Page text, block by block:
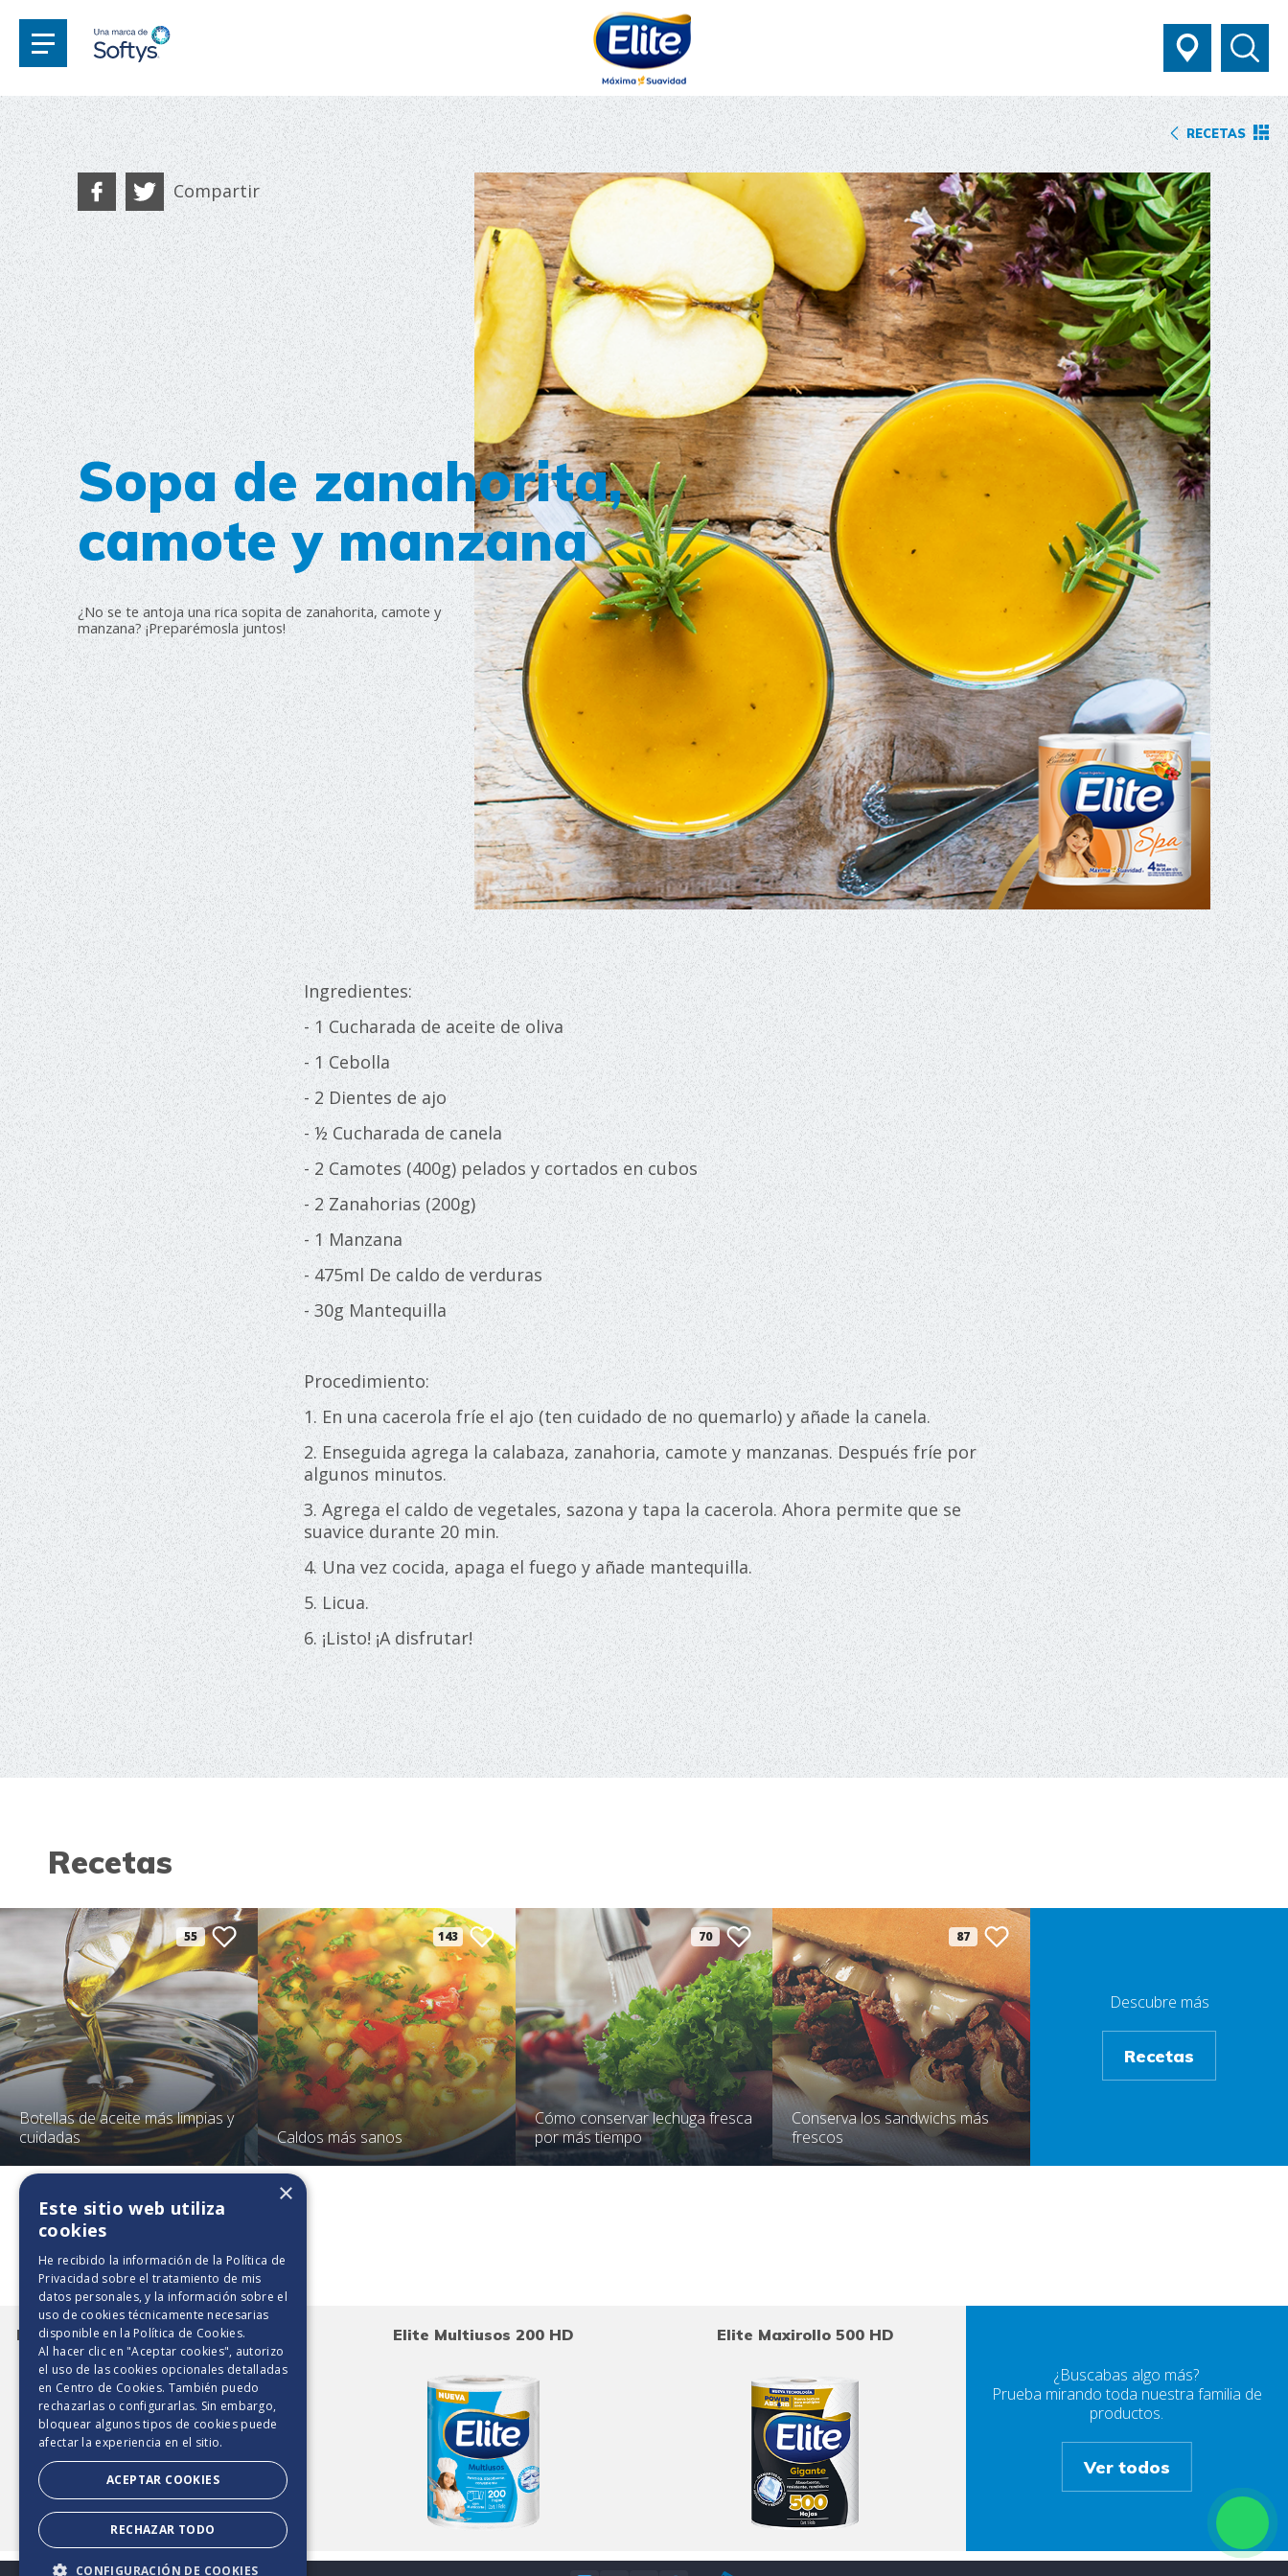
RECETAS
Sopa de zanahorita,
camote y manzana
¿No se te antoja una rica sopita de zanahorita, camote y
manzana? ¡Preparémosla juntos!
Compartir
Ingredientes:
- 1 Cucharada de aceite de oliva
- 1 Cebolla
- 2 Dientes de ajo
- ½ Cucharada de canela
- 2 Camotes (400g) pelados y cortados en cubos
- 2 Zanahorias (200g)
- 1 Manzana
- 475ml De caldo de verduras
- 30g Mantequilla
Procedimiento:
1. En una cacerola fríe el ajo (ten cuidado de no quemarlo) y añade la canela.
2. Enseguida agrega la calabaza, zanahoria, camote y manzanas. Después fríe por
algunos minutos.
3. Agrega el caldo de vegetales, sazona y tapa la cacerola. Ahora permite que se
suavice durante 20 min.
4. Una vez cocida, apaga el fuego y añade mantequilla.
5. Licua.
6. ¡Listo! ¡A disfrutar!
Recetas
55
Botellas de aceite más limpias y
cuidadas
143
Caldos más sanos
70
Cómo conservar lechuga fresca
por más tiempo
87
Conserva los sandwichs más
frescos
Descubre más
Recetas
Toallas de papel
Elite Ultra Absorbente Deco 170 HD Elite Multiusos 200 HD Elite Maxirollo 500 HD
¿Buscabas algo más?
Prueba mirando toda nuestra familia de
productos.
Ver todos
2025. TODOS LOS
×
Este sitio web utiliza
cookies
He recibido la información de la Política de
Privacidad sobre el tratamiento de mis
datos personales, y la información sobre el
uso de cookies técnicamente necesarias
disponible en la Política de Cookies.
Al hacer clic en "Aceptar cookies", autorizo
el uso de las cookies opcionales detalladas
en Centro de Cookies. También puedo
rechazarlas o configurarlas. Sin embargo,
bloquear algunos tipos de cookies puede
afectar la experiencia en el sitio.
ACEPTAR COOKIES
RECHAZAR TODO
CONFIGURACIÓN DE COOKIES